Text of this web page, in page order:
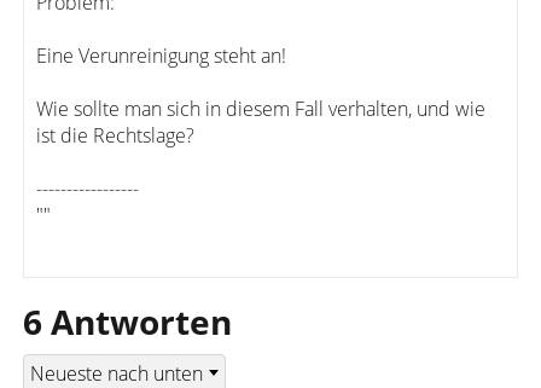
Eine Verunreinigung steht an!
Wie sollte man sich in diesem Fall verhalten, und wie
ist die Rechtslage?
-----------------
""
6 Antworten